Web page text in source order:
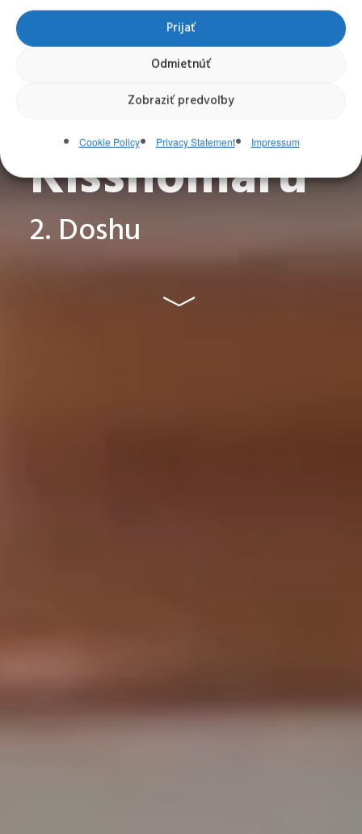
Prijať
Odmietnúť
Zobraziť predvoľby
Cookie Policy Privacy Statement Impressum
Ueshiba
Kisshomaru
﹀
2. Doshu